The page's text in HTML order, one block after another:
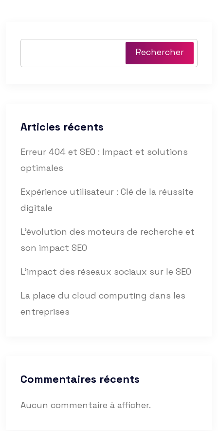
Rechercher
Articles récents
Erreur 404 et SEO : Impact et solutions
optimales
Expérience utilisateur : Clé de la réussite
digitale
L’évolution des moteurs de recherche et
son impact SEO
L’impact des réseaux sociaux sur le SEO
La place du cloud computing dans les
entreprises
Commentaires récents
Aucun commentaire à afficher.